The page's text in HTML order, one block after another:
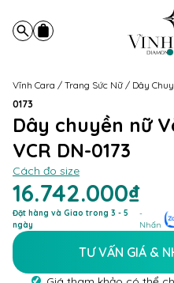
Vĩnh Cara / Trang Sức Nữ / Dây
0173
Dây chuyền nữ
VCR DN-0173
Cách đo size
16.742.000₫
Đặt hàng và Giao trong 3 - 5
ngày
-
Nhấn
TƯ VẤN GIÁ &